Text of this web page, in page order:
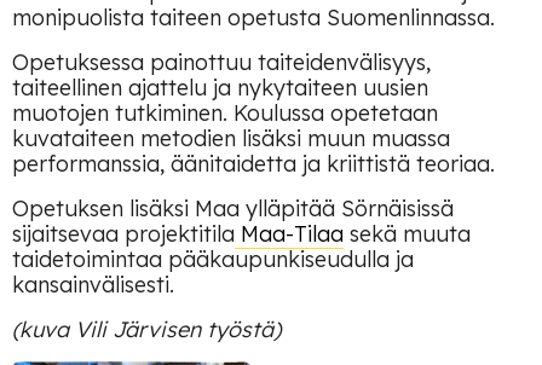
monipuolista taiteen opetusta Suomenlinnassa.
Opetuksessa painottuu taiteidenvälisyys,
taiteellinen ajattelu ja nykytaiteen uusien
muotojen tutkiminen. Koulussa opetetaan
kuvataiteen metodien lisäksi muun muassa
performanssia, äänitaidetta ja kriittistä teoriaa.
Opetuksen lisäksi Maa ylläpitää Sörnäisissä
sijaitsevaa projektitila Maa-Tilaa sekä muuta
taidetoimintaa pääkaupunkiseudulla ja
kansainvälisesti.
(kuva Vili Järvisen työstä)